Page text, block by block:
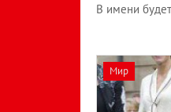
В имени
Мир